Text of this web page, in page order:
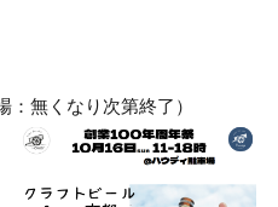
無くなり次第終了）